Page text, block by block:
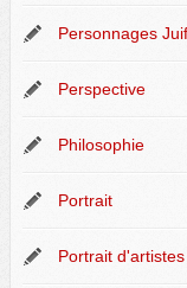
Personnages
Perspective
Philosophie
Portrait
Portrait d'artistes